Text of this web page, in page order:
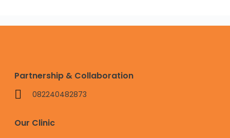
Partnership & Collaboration
082240482873
Our Clinic